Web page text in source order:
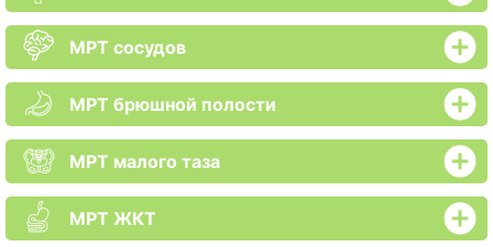
МРТ сосудов
МРТ брюшной полости
МРТ малого таза
МРТ ЖКТ